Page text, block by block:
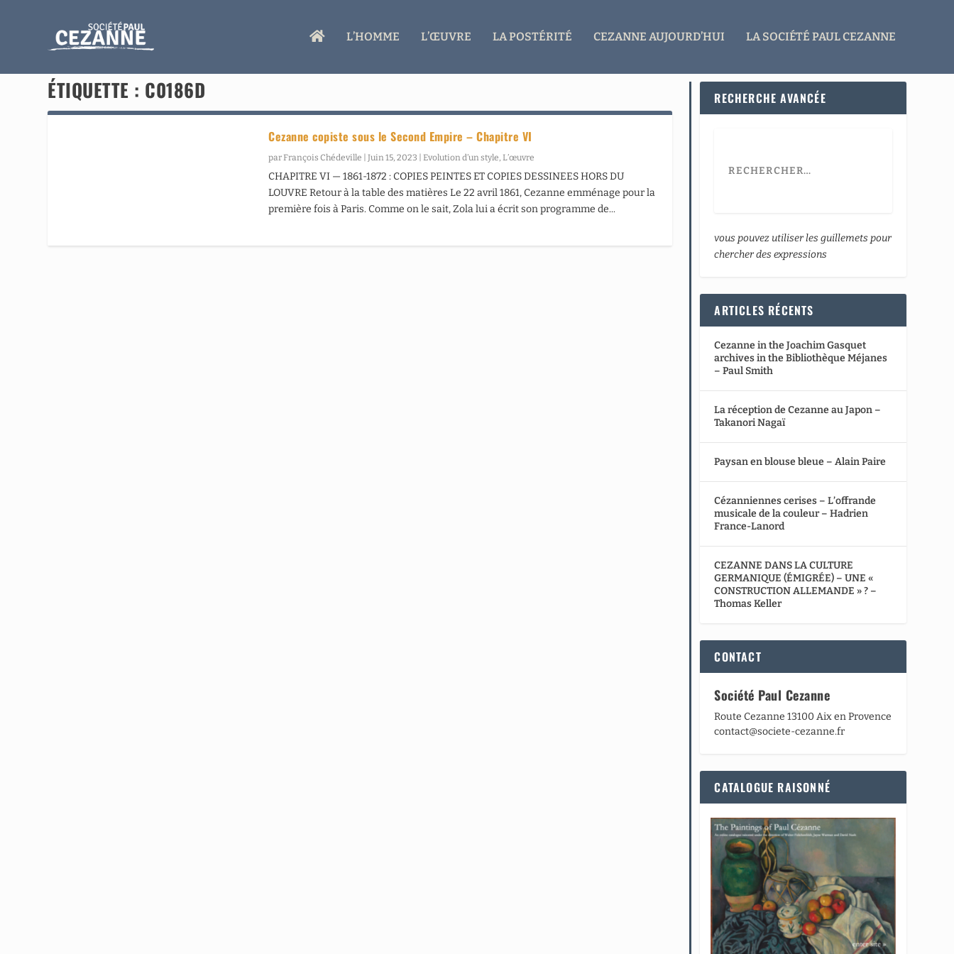
A
L’HOMME L’ŒUVRE LA POSTÉRITÉ CEZANNE AUJOURD’HUI LA SOCIÉTÉ PAUL CEZANNE
ÉTIQUETTE : C0186D
Cezanne copiste sous le Second Empire – Chapitre VI
parFrançois Chédeville |Juin 15, 2023 |Evolution d’un style,L’œuvre
CHAPITRE VI — 1861-1872 : COPIES PEINTES ET COPIES DESSINEES HORS DU
LOUVRE Retour à la table des matières Le 22 avril 1861, Cezanne emménage pour la
première fois à Paris. Comme on le sait, Zola lui a écrit son programme de...
RECHERCHE AVANCÉE
vous pouvez utiliser les guillemets pour
chercher des expressions
ARTICLES RÉCENTS
Cezanne in the Joachim Gasquet
archives in the Bibliothèque Méjanes
– Paul Smith
La réception de Cezanne au Japon –
Takanori Nagaï
Paysan en blouse bleue – Alain Paire
Cézanniennes cerises – L’offrande
musicale de la couleur – Hadrien
France-Lanord
CEZANNE DANS LA CULTURE
GERMANIQUE (ÉMIGRÉE) – UNE «
CONSTRUCTION ALLEMANDE » ? –
Thomas Keller
CONTACT
Société Paul Cezanne
Route Cezanne 13100 Aix en Provence
contact@societe-cezanne.fr
CATALOGUE RAISONNÉ